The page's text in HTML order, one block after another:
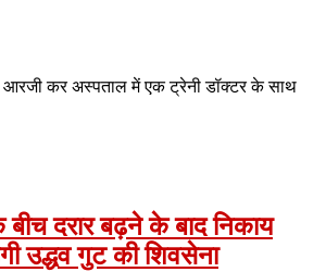
कर अस्पताल में एक ट्रेनी डॉक्टर के साथ
दरार बढ़ने के बाद निकाय
उद्धव गुट की शिवसेना